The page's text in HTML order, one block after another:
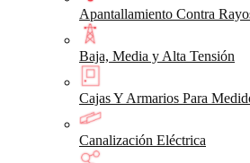
Apantallamiento Contra
Baja, Media y Alta Tensión
Cajas Y Armarios Para
Canalización Eléctrica